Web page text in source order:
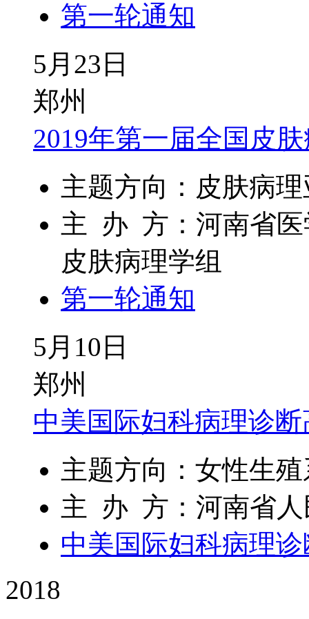
第一轮通知
5月23日
郑州
2019年第一届全国皮
主题方向：皮肤病
主 办 方：河南省医
皮肤病理学组
第一轮通知
5月10日
郑州
中美国际妇科病理诊
主题方向：女性生
主 办 方：河南省人
中美国际妇科病理
2018